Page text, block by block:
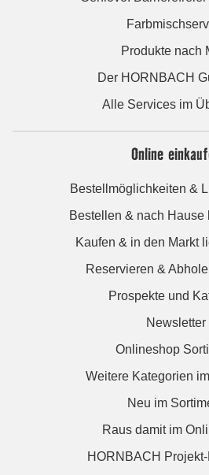
Produkte nach
Der HORNBACH
Alle Services im
Online
Bestellmöglichkeiten &
Bestellen & nach Hause
Kaufen & in den Markt
Reservieren &
Prospekte und
Newsletter
Onlineshop
Weitere Kategorien
Neu im
Raus damit im
HORNBACH